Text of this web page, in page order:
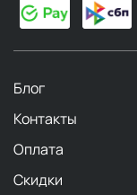
Блог
Контакты
Оплата
Скидки